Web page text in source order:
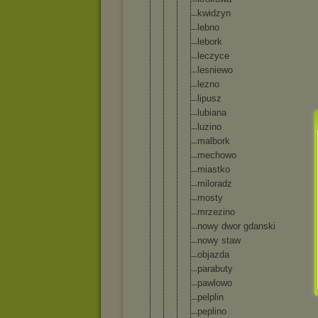
kwidzyn
lebno
lebork
leczyce
lesniewo
lezno
lipusz
lubiana
luzino
malbork
mechowo
miastko
miloradz
mosty
mrzezino
nowy dwor gdanski
nowy staw
objazda
parabuty
pawlowo
pelplin
peplino